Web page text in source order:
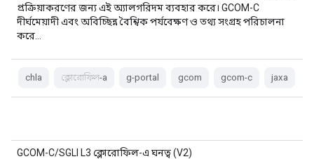
প্রক্রিয়াকরণের জন্য এই অ্যালগরিদম ব্যবহার করে। GCOM-C
দীর্ঘমেয়াদী এবং অবিচ্ছিন্ন বৈশ্বিক পর্যবেক্ষণ ও তথ্য সংগ্রহ পরিচালনা
করে…
chla ক্লোরোফিল-a g-portal gcom gcom-c jaxa
GCOM-C/SGLI L3 ক্লোরোফিল-এ ঘনত্ব (V2)